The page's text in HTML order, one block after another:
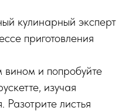
кулинарный эксперт
приготовления
вином и попробуйте
изучая
Разотрите листья